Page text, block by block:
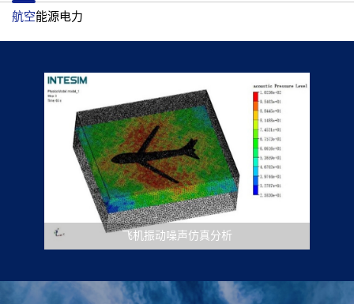
航空能源电力
飞机振动噪声仿真分析
变压器电磁-结构-声耦合分析